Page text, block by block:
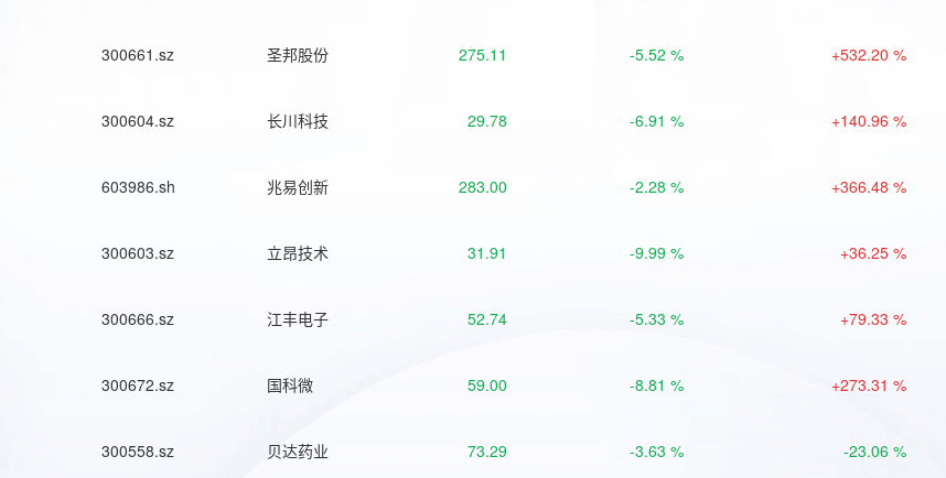
300661.sz 圣邦股份 275.11 -5.52 % +532.20 %
300604.sz 长川科技 29.78 -6.91 % +140.96 %
603986.sh 兆易创新 283.00 -2.28 % +366.48 %
300603.sz 立昂技术 31.91 -9.99 % +36.25 %
300666.sz 江丰电子 52.74 -5.33 % +79.33 %
300672.sz 国科微 59.00 -8.81 % +273.31 %
300558.sz 贝达药业 73.29 -3.63 % -23.06 %